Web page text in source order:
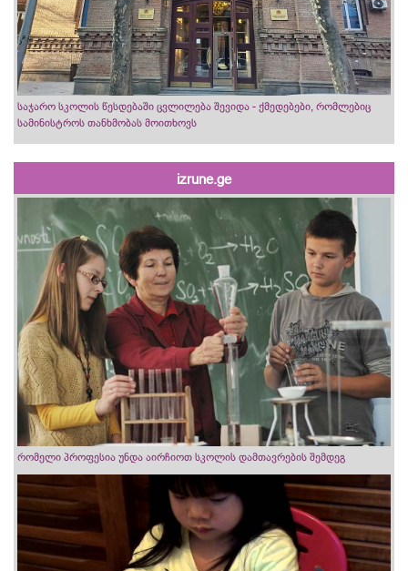
საჯარო სკოლის წესდებაში ცვლილება შევიდა - ქმედებები, რომლებიც
სამინისტროს თანხმობას მოითხოვს
izrune.ge
რომელი პროფესია უნდა აირჩიოთ სკოლის დამთავრების შემდეგ